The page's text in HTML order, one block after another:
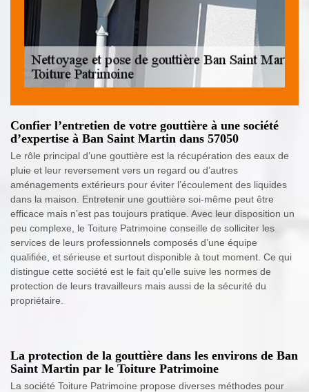
Confier l’entretien de votre gouttière à une société
d’expertise à Ban Saint Martin dans 57050
Le rôle principal d’une gouttière est la récupération des eaux de
pluie et leur reversement vers un regard ou d’autres
aménagements extérieurs pour éviter l’écoulement des liquides
dans la maison. Entretenir une gouttière soi-même peut être
efficace mais n’est pas toujours pratique. Avec leur disposition un
peu complexe, le Toiture Patrimoine conseille de solliciter les
services de leurs professionnels composés d’une équipe
qualifiée, et sérieuse et surtout disponible à tout moment. Ce qui
distingue cette société est le fait qu’elle suive les normes de
protection de leurs travailleurs mais aussi de la sécurité du
propriétaire.
La protection de la gouttière dans les environs de Ban
Saint Martin par le Toiture Patrimoine
La société Toiture Patrimoine propose diverses méthodes pour